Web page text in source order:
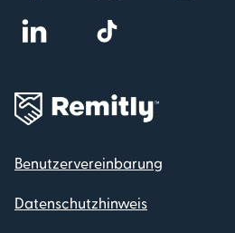
Benutzervereinbarung
Datenschutzhinweis